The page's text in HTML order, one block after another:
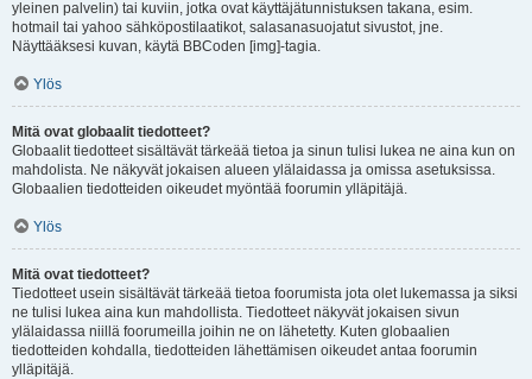
yleinen palvelin) tai kuviin, jotka ovat käyttäjätunnistuksen takana, esim.
hotmail tai yahoo sähköpostilaatikot, salasanasuojatut sivustot, jne.
Näyttääksesi kuvan, käytä BBCoden [img]-tagia.
Ylös
Mitä ovat globaalit tiedotteet?
Globaalit tiedotteet sisältävät tärkeää tietoa ja sinun tulisi lukea ne aina kun on
mahdolista. Ne näkyvät jokaisen alueen ylälaidassa ja omissa asetuksissa.
Globaalien tiedotteiden oikeudet myöntää foorumin ylläpitäjä.
Ylös
Mitä ovat tiedotteet?
Tiedotteet usein sisältävät tärkeää tietoa foorumista jota olet lukemassa ja siksi
ne tulisi lukea aina kun mahdollista. Tiedotteet näkyvät jokaisen sivun
ylälaidassa niillä foorumeilla joihin ne on lähetetty. Kuten globaalien
tiedotteiden kohdalla, tiedotteiden lähettämisen oikeudet antaa foorumin
ylläpitäjä.